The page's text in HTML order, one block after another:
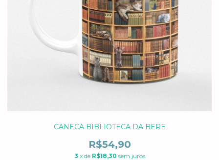
CANECA BIBLIOTECA DA BERE
R$54,90
3 x de R$18,30 sem juros